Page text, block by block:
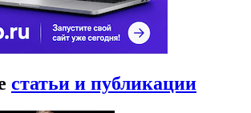
статьи и публикации